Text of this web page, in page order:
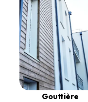
Gouttière